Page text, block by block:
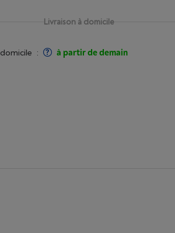
Livraison à domicile
: à partir de demain